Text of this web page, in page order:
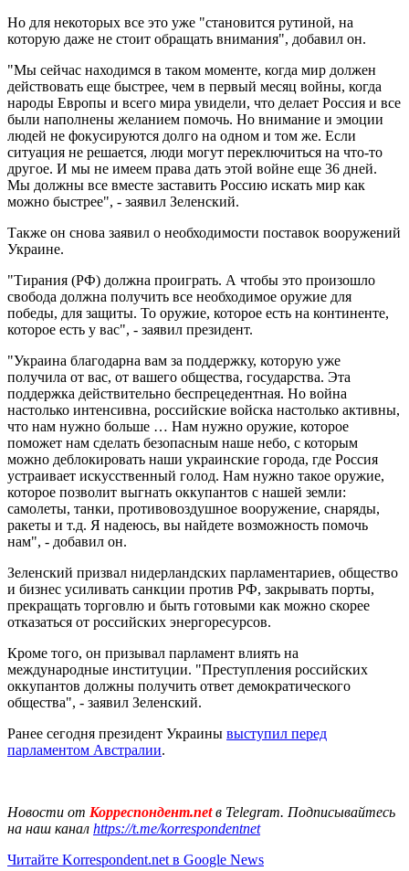
Но для некоторых все это уже "становится рутиной, на
которую даже не стоит обращать внимания", добавил он.
"Мы сейчас находимся в таком моменте, когда мир должен
действовать еще быстрее, чем в первый месяц войны, когда
народы Европы и всего мира увидели, что делает Россия и все
были наполнены желанием помочь. Но внимание и эмоции
людей не фокусируются долго на одном и том же. Если
ситуация не решается, люди могут переключиться на что-то
другое. И мы не имеем права дать этой войне еще 36 дней.
Мы должны все вместе заставить Россию искать мир как
можно быстрее", - заявил Зеленский.
Также он снова заявил о необходимости поставок вооружений
Украине.
"Тирания (РФ) должна проиграть. А чтобы это произошло
свобода должна получить все необходимое оружие для
победы, для защиты. То оружие, которое есть на континенте,
которое есть у вас", - заявил президент.
"Украина благодарна вам за поддержку, которую уже
получила от вас, от вашего общества, государства. Эта
поддержка действительно беспрецедентная. Но война
настолько интенсивна, российские войска настолько активны,
что нам нужно больше … Нам нужно оружие, которое
поможет нам сделать безопасным наше небо, с которым
можно деблокировать наши украинские города, где Россия
устраивает искусственный голод. Нам нужно такое оружие,
которое позволит выгнать оккупантов с нашей земли:
самолеты, танки, противовоздушное вооружение, снаряды,
ракеты и т.д. Я надеюсь, вы найдете возможность помочь
нам", - добавил он.
Зеленский призвал нидерландских парламентариев, общество
и бизнес усиливать санкции против РФ, закрывать порты,
прекращать торговлю и быть готовыми как можно скорее
отказаться от российских энергоресурсов.
Кроме того, он призывал парламент влиять на
международные институции. "Преступления российских
оккупантов должны получить ответ демократического
общества", - заявил Зеленский.
Ранее сегодня президент Украины выступил перед
парламентом Австралии.
Новости от Корреспондент.netв Telegram. Подписывайтесь
на наш канал https://t.me/korrespondentnet
Читайте Korrespondent.net в Google News